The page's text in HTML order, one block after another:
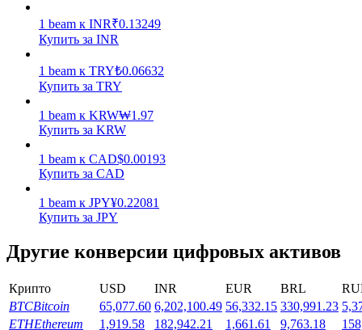
Стейкинг
Высокая прибыль и мгновенный доступ
Гибкая ставка для заработка популярных токенов
1 beam к INR₹0.13249
Купить за INR
1 beam к TRY₺0.06632
Купить за TRY
1 beam к KRW₩1.97
Купить за KRW
1 beam к CAD$0.00193
Купить за CAD
1 beam к JPY¥0.22081
Купить за JPY
Другие конверсии цифровых активов
Крипто USD INR EUR BRL
BTCBitcoin 65,077.60 6,202,100.49 56,332.15 330,991.23
ETHEthereum 1,919.58 182,942.21 1,661.61 9,763.18